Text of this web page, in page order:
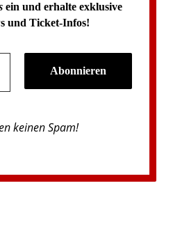
ein und erhalte exklusive
und Ticket-Infos!
keinen Spam!